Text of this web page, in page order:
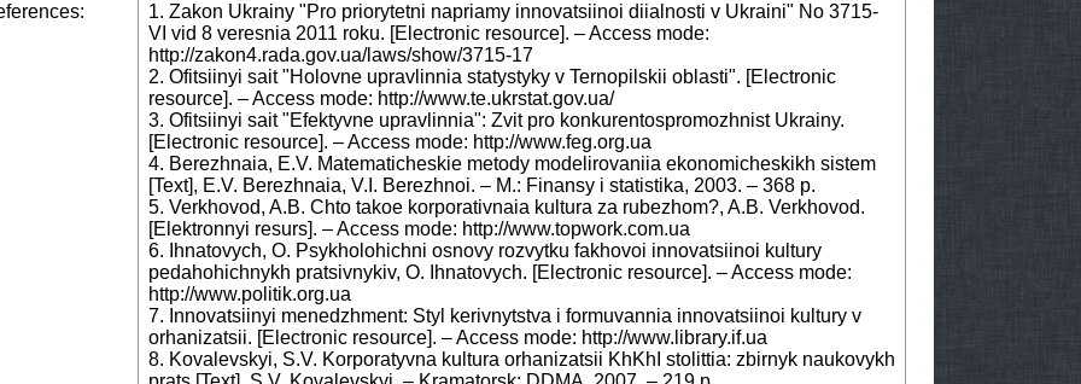
1. Zakon Ukrainy "Pro priorytetni napriamy innovatsiinoi diialnosti v Ukraini" No 3715-
VI vid 8 veresnia 2011 roku. [Electronic resource]. – Access mode:
http://zakon4.rada.gov.ua/laws/show/3715-17
2. Ofitsiinyi sait "Holovne upravlinnia statystyky v Ternopilskii oblasti". [Electronic
resource]. – Access mode: http://www.te.ukrstat.gov.ua/
3. Ofitsiinyi sait "Efektyvne upravlinnia": Zvit pro konkurentospromozhnist Ukrainy.
[Electronic resource]. – Access mode: http://www.feg.org.ua
4. Berezhnaia, E.V. Matematicheskie metody modelirovaniia ekonomicheskikh sistem
[Text], E.V. Berezhnaia, V.I. Berezhnoi. – M.: Finansy i statistika, 2003. – 368 p.
5. Verkhovod, A.B. Chto takoe korporativnaia kultura za rubezhom?, A.B. Verkhovod.
[Elektronnyi resurs]. – Access mode: http://www.topwork.com.ua
6. Ihnatovych, O. Psykholohichni osnovy rozvytku fakhovoi innovatsiinoi kultury
pedahohichnykh pratsivnykiv, O. Ihnatovych. [Electronic resource]. – Access mode:
http://www.politik.org.ua
7. Innovatsiinyi menedzhment: Styl kerivnytstva i formuvannia innovatsiinoi kultury v
orhanizatsii. [Electronic resource]. – Access mode: http://www.library.if.ua
8. Kovalevskyi, S.V. Korporatyvna kultura orhanizatsii KhKhI stolittia: zbirnyk naukovykh